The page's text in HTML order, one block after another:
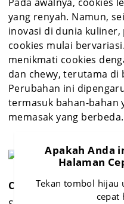
Apakah Anda
Halaman
Tekan tombol hijau
cepat
yang renyah. Namun,
inovasi di dunia
cookies mulai
menikmati cookies
dan chewy, terutama di
Perubahan ini
termasuk bahan-bahan
memasak yang berbeda.
Ciri Khas Soft Cookies